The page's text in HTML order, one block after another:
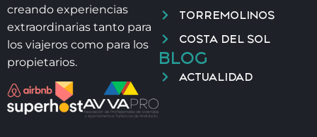
creando experiencias
extraordinarias tanto para
los viajeros como para los
propietarios.
TORREMOLINOS
COSTA DEL SOL
BLOG
ACTUALIDAD